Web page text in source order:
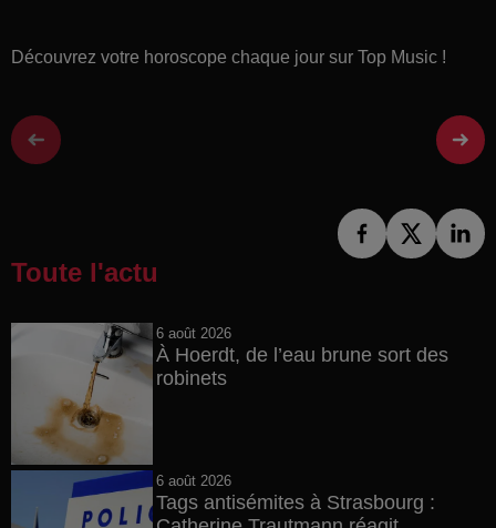
Découvrez votre horoscope chaque jour sur Top Music !
Toute l'actu
6 août 2026
À Hoerdt, de l’eau brune sort des
robinets
6 août 2026
Tags antisémites à Strasbourg :